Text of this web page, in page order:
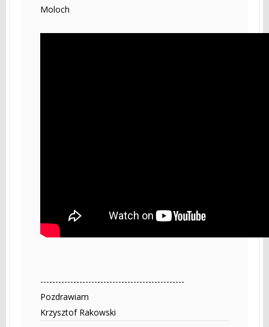
Moloch
------------------------------------------------
Pozdrawiam
Krzysztof Rakowski